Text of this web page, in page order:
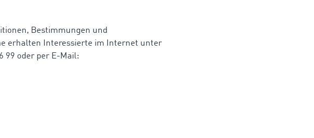
Bestimmungen und
erhalten Interessierte im Internet unter
99 oder per E-Mail: